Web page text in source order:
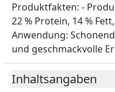
Produktfakten: -
22 % Protein, 14 %
Anwendung:
und geschmackvolle
Inhaltsangaben